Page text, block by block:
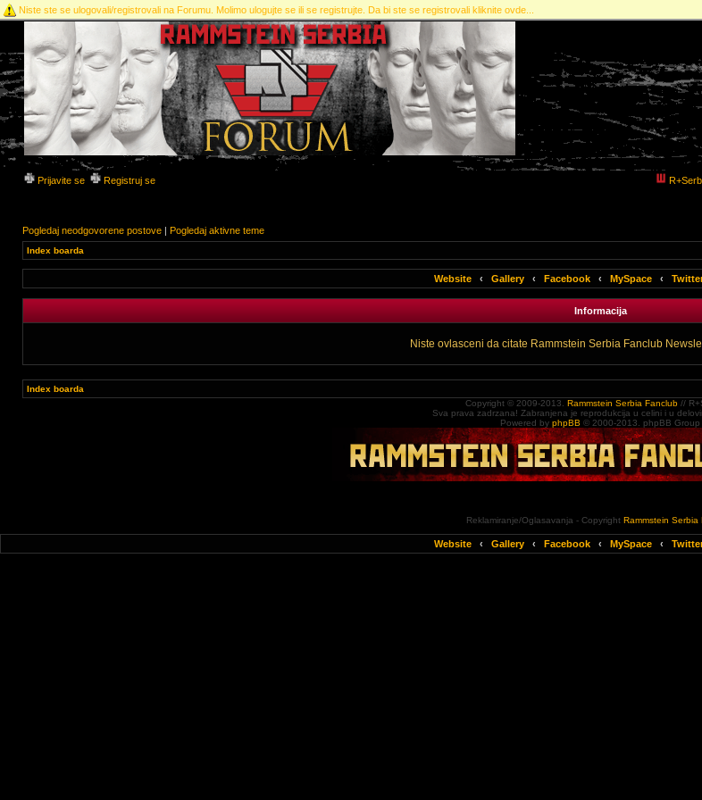
Niste ste se ulogovali/registrovali na Forumu. Molimo ulogujte se ili se registrujte. Da bi ste se registrovali kliknite ovde...
Prijavite se Registruj se
Pogledaj neodgovorene postove | Pogledaj aktivne teme
Index boarda
Website ‹ Gallery ‹ Facebook ‹ MySpace ‹
Informacija
Niste ovlasceni da citate Rammstein Serbia Fanclub
Index boarda
Copyright © 2009-2013. Rammstein Serbia Fanclub //
Sva prava zadrzana! Zabranjena je reprodukcija u celini i u
Powered by phpBB © 2000-2013. phpBB Group
Reklamiranje/Oglasavanja - Copyright Rammstein Serbia
Website ‹ Gallery ‹ Facebook ‹ MySpace ‹